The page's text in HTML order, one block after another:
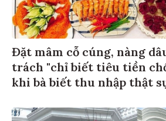
Đặt mâm cỗ cúng, nàng
trách "chỉ biết tiêu tiền
khi bà biết thu nhập thật